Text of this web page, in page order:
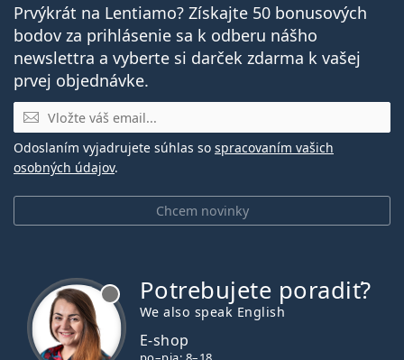
Prvýkrát na Lentiamo? Získajte 50 bonusových
bodov za prihlásenie sa k odberu nášho
newslettra a vyberte si darček zdarma k vašej
prvej objednávke.
E-mail
Chcem novinky
Odoslaním vyjadrujete súhlas so spracovaním vašich
osobných údajov.
Potrebujete poradiť?
We also speak English
E-shop